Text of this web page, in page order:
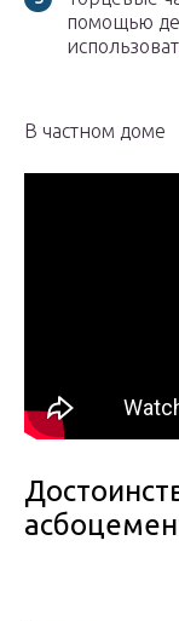
помощью
В частном доме